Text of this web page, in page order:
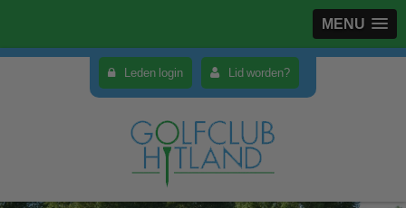
MENU
Leden login Lid worden?